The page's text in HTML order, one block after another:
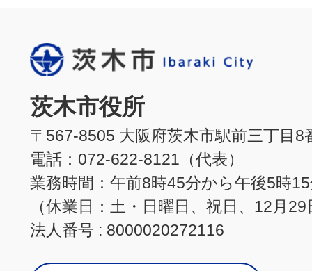
茨木市役所
〒567-8505 大阪府茨木市駅前三丁目8
電話：072-622-8121（代表）
業務時間：午前8時45分から午後5時
（休業日：土・日曜日、祝日、12月
法人番号 : 8000020272116